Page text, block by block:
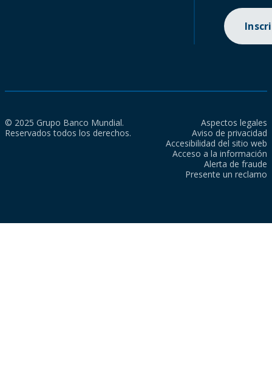
© 2025 Grupo Banco Mundial.
Reservados todos los derechos.
Aspectos legales
Aviso de privacidad
Accesibilidad del sitio web
Acceso a la información
Alerta de fraude
Presente un reclamo